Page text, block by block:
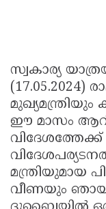
സ്വകാര്യ
മുഖ്യമന്ത്രിയും
ഈ മാസം
വിദേശത്തേക്ക്
മന്ത്രിയുമായ
വീണയും